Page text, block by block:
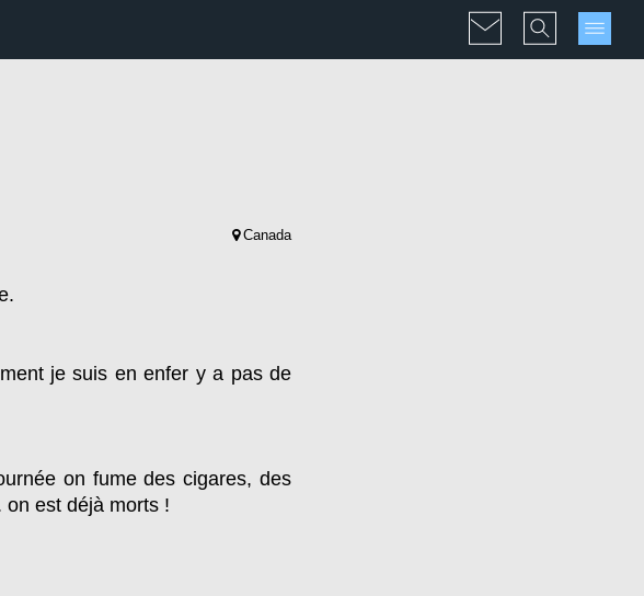
Canada
je suis en enfer y a pas de
on fume des cigares, des
est déjà morts !